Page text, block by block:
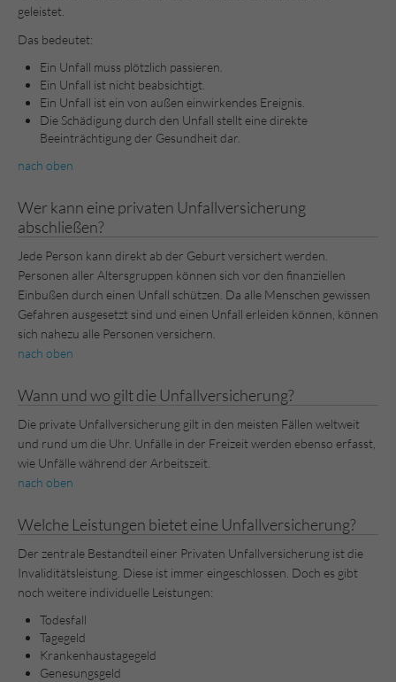
geleistet.
Das bedeutet:
Ein Unfall muss plötzlich passieren.
Ein Unfall ist nicht beabsichtigt.
Ein Unfall ist ein von außen einwirkendes Ereignis.
Die Schädigung durch den Unfall stellt eine direkte
Beeinträchtigung der Gesundheit dar.
nach oben
Wer kann eine privaten Unfallversicherung
abschließen?
Jede Person kann direkt ab der Geburt versichert werden.
Personen aller Altersgruppen können sich vor den finanziellen
Einbußen durch einen Unfall schützen. Da alle Menschen gewissen
Gefahren ausgesetzt sind und einen Unfall erleiden können, können
sich nahezu alle Personen versichern.
nach oben
Wann und wo gilt die Unfallversicherung?
Die private Unfallversicherung gilt in den meisten Fällen weltweit
und rund um die Uhr. Unfälle in der Freizeit werden ebenso erfasst,
wie Unfälle während der Arbeitszeit.
nach oben
Welche Leistungen bietet eine Unfallversicherung?
Der zentrale Bestandteil einer Privaten Unfallversicherung ist die
Invaliditätsleistung. Diese ist immer eingeschlossen. Doch es gibt
noch weitere individuelle Leistungen:
Todesfall
Tagegeld
Krankenhaustagegeld
Genesungsgeld